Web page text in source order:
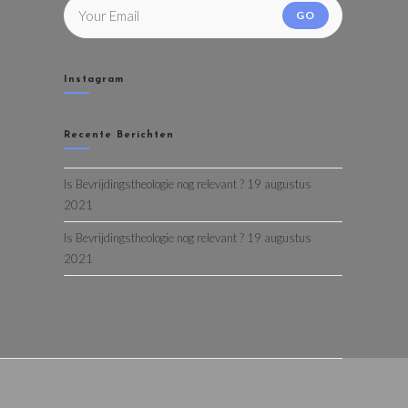
GO
Instagram
Recente Berichten
Is Bevrijdingstheologie nog relevant ? 19 augustus
2021
Is Bevrijdingstheologie nog relevant ? 19 augustus
2021